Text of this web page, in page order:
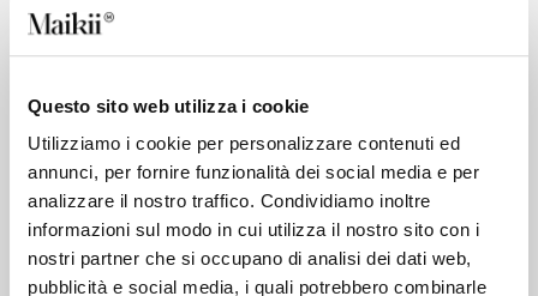
Questo sito web utilizza i cookie
Utilizziamo i cookie per personalizzare contenuti ed
annunci, per fornire funzionalità dei social media e per
analizzare il nostro traffico. Condividiamo inoltre
informazioni sul modo in cui utilizza il nostro sito con i
nostri partner che si occupano di analisi dei dati web,
pubblicità e social media, i quali potrebbero combinarle